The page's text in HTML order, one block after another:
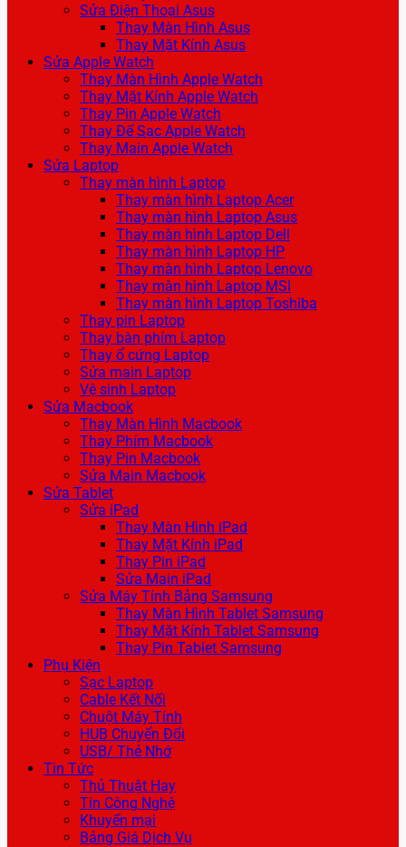
Sửa Điện Thoại Asus
Thay Màn Hình Asus
Thay Mặt Kính Asus
Sửa Apple Watch
Thay Màn Hình Apple Watch
Thay Mặt Kính Apple Watch
Thay Pin Apple Watch
Thay Đế Sạc Apple Watch
Thay Main Apple Watch
Sửa Laptop
Thay màn hình Laptop
Thay màn hình Laptop Acer
Thay màn hình Laptop Asus
Thay màn hình Laptop Dell
Thay màn hình Laptop HP
Thay màn hình Laptop Lenovo
Thay màn hình Laptop MSI
Thay màn hình Laptop Toshiba
Thay pin Laptop
Thay bàn phím Laptop
Thay ổ cứng Laptop
Sửa main Laptop
Vệ sinh Laptop
Sửa Macbook
Thay Màn Hình Macbook
Thay Phím Macbook
Thay Pin Macbook
Sửa Main Macbook
Sửa Tablet
Sửa iPad
Thay Màn Hình iPad
Thay Mặt Kính iPad
Thay Pin iPad
Sửa Main iPad
Sửa Máy Tính Bảng Samsung
Thay Màn Hình Tablet Samsung
Thay Mặt Kính Tablet Samsung
Thay Pin Tablet Samsung
Phụ Kiện
Sạc Laptop
Cable Kết Nối
Chuột Máy Tính
HUB Chuyển Đổi
USB/ Thẻ Nhớ
Tin Tức
Thủ Thuật Hay
Tin Công Nghệ
Khuyến mại
Bảng Giá Dịch Vụ